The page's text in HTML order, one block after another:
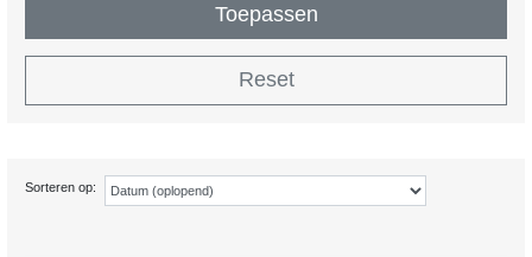
Toepassen
Reset
Sorteren op: